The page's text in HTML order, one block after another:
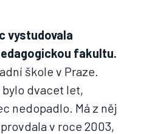
vystudovala
fakultu.
škole v Praze.
bylo dvacet let,
nedopadlo. Má z něj
v roce 2003,